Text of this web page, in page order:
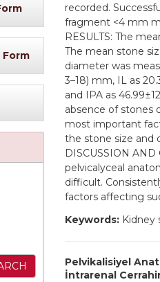
recorded.
fragment <4 mm
RESULTS: The
The mean stone
diameter was
3–18) mm, IL as
and IPA as
absence of stones
most important
the stone size and
DISCUSSION
pelvicalyceal
difficult.
factors affecting
Keywords: Kidney
Pelvikalisiyel
İntrarenal